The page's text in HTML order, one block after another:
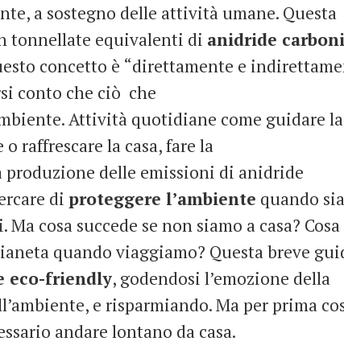
a sostegno delle attività umane. Questa
tonnellate equivalenti di anidride
concetto è “direttamente e
conto che ciò che
Attività quotidiane come guidare la
raffrescare la casa, fare la
produzione delle emissioni di anidride
di proteggere l’ambiente quando
cosa succede se non siamo a casa? Cosa
quando viaggiamo? Questa breve
eco-friendly, godendosi l’emozione della
e risparmiando. Ma per prima
andare lontano da casa.